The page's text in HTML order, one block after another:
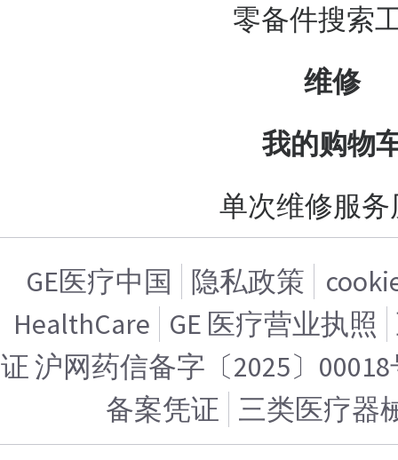
零备件搜索
维修
我的购物
单次维修服务
GE医疗中国 隐私政策
HealthCare GE 医疗营业执照
证 沪网药信备字〔2025〕
备案凭证 三类医疗器